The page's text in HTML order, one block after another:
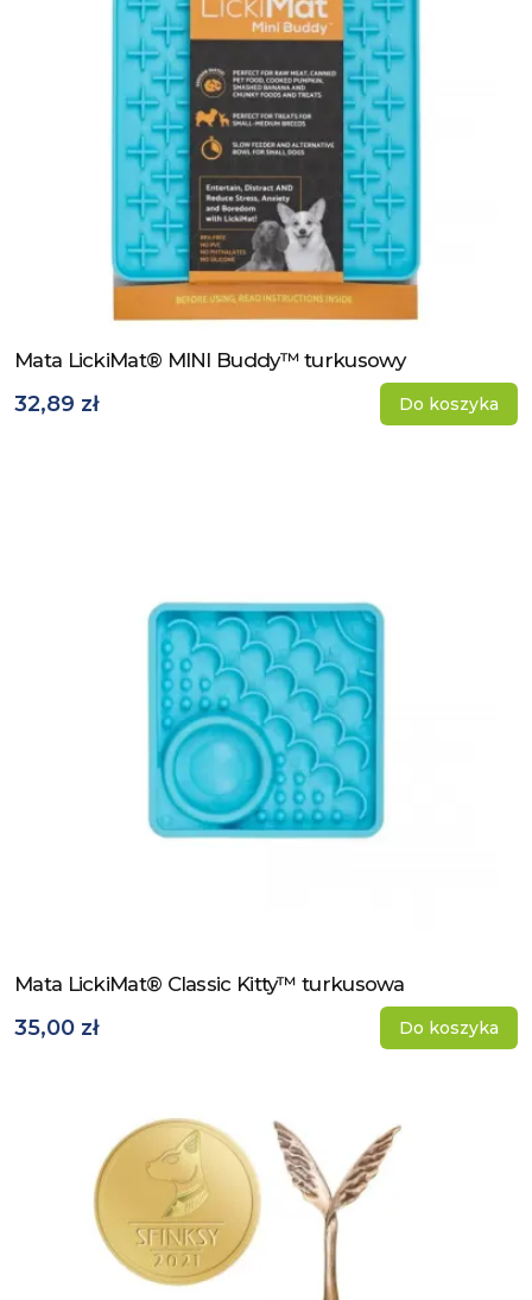
Zobacz produkt
Mata LickiMat® MINI Buddy™ turkusowy
32,89 zł Do koszyka
Zobacz produkt
Mata LickiMat® Classic Kitty™ turkusowa
35,00 zł Do koszyka